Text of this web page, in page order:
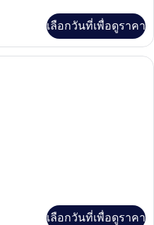
เลือกวันที่เพื่อดูราคา
Superior Premier Room | ตู้นิรภัยใน
เลือกวันที่เพื่อดูราคา